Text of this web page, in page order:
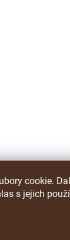
cookie.
s jejich